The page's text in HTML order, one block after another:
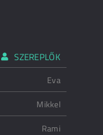
SZEREPLŐK
Eva
Mikkel
Rami